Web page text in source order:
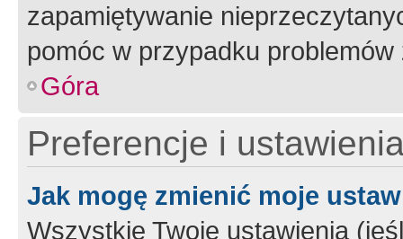
zapamiętywanie
pomóc w przypadku
Góra
Preferencje i
Jak mogę zmienić moje
Wszystkie Twoje ustawienia